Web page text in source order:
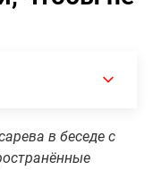
в беседе с